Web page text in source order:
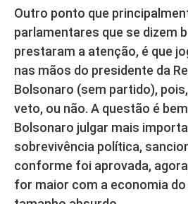
Outro ponto que
parlamentares que se dizem
prestaram a atenção, é que
nas mãos do presidente da
Bolsonaro (sem partido),
veto, ou não. A questão é
Bolsonaro julgar mais
sobrevivência política,
conforme foi aprovada,
for maior com a economia do